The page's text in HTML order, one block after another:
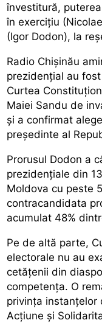
învestitură,
în exercițiu
(Igor Dodon), la
Radio Chișinău
prezidențial au
Curtea
Maiei Sandu de
și a confirmat
președinte al
Prorusul Dodon a
prezidențiale din
Moldova cu peste
contracandidata
acumulat 48%
Pe de altă parte,
electorale nu au
cetățenii din
competența. O
privința instanțelor
Acțiune și